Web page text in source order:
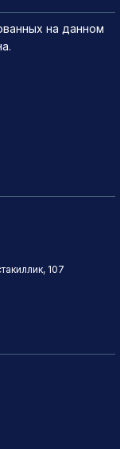
на данном
107